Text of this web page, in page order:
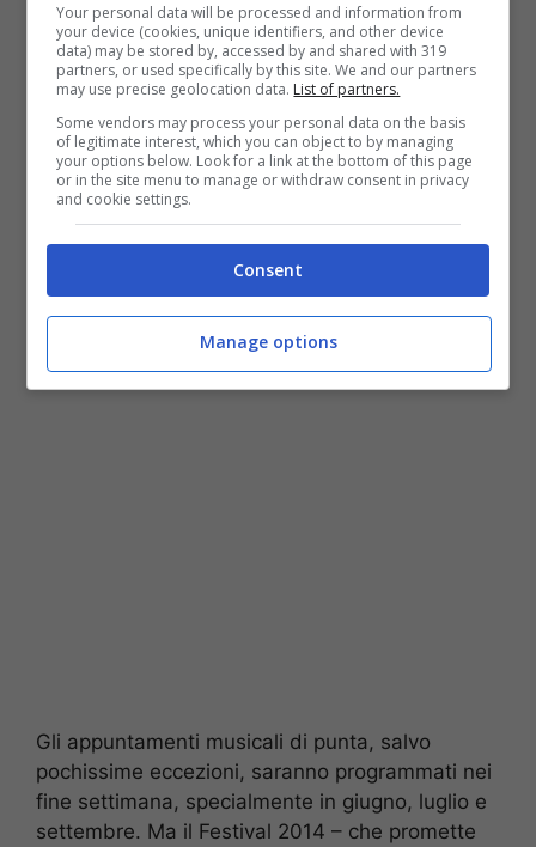
Altre superstar della musica cosiddetta colta
attese a Ravello sono l’ormai storico Kronos
Quartet, la straordinaria violinistaMidori, e la
giovane rivelazione del pianoforte Jan Lisiecki.
A rappresentare il grande jazz saranno musicisti
formidabili come Branford Marsalis, Chick
Corea con Stanley Clarke, Jean-Luc Ponty.
Per quanto concerne la musica pop, sono già in
agenda i nomi diHevia e Asif Avidan. E se la
danza sarà ben rappresentata dalla
Dance Company e dall’Accademia di Danza
, la grande canzone popolare troverà
in
Gli appuntamenti musicali di punta, salvo
pochissime eccezioni, saranno programmati nei
fine settimana, specialmente in giugno, luglio e
settembre. Ma il Festival 2014 – che promette
Your personal data will be processed and information from
your device (cookies, unique identifiers, and other device
data) may be stored by, accessed by and shared with 319
partners, or used specifically by this site. We and our partners
may use precise geolocation data. List of partners.
Some vendors may process your personal data on the basis
of legitimate interest, which you can object to by managing
your options below. Look for a link at the bottom of this page
or in the site menu to manage or withdraw consent in privacy
and cookie settings.
Consent
Manage options